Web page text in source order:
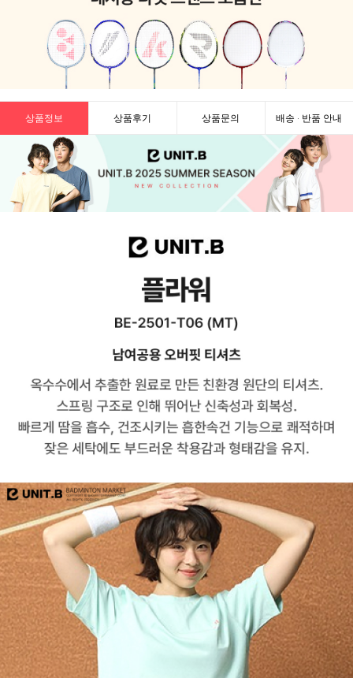
상품정보 상품후기 상품문의 배송 · 반품 안내